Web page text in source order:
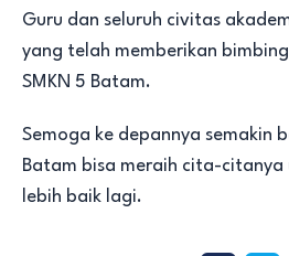
Guru dan seluruh civitas
yang telah memberikan
SMKN 5 Batam.
Semoga ke depannya semakin
Batam bisa meraih cita-citanya
lebih baik lagi.